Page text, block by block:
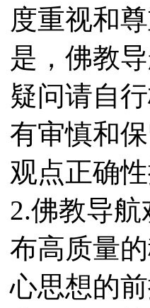
度重视和
是，佛教
疑问请自
有审慎和
观点正确
2.佛教导
布高质量
心思想的